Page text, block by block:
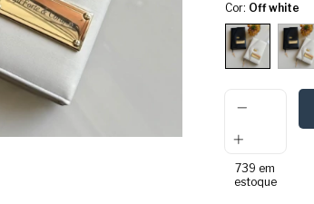
Cor: Off white
739 em
estoque